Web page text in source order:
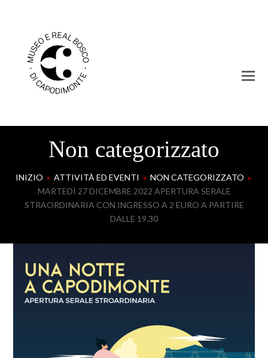
Non categorizzato
INIZIO » ATTIVITÀ ED EVENTI » NON CATEGORIZZATO »
MARTEDÌ 27 DICEMBRE 2022 APERTURA SERALE
STRAORDINARIA CON INGRESSO A 2 EURO A PARTIRE
DALLE 19.30